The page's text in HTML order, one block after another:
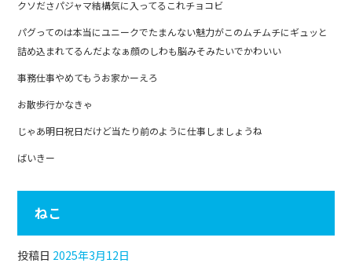
クソださパジャマ結構気に入ってるこれチョコビ
パグってのは本当にユニークでたまんない魅力がこのムチムチにギュッと
詰め込まれてるんだよなぁ顔のしわも脳みそみたいでかわいい
事務仕事やめてもうお家かーえろ
お散歩行かなきゃ
じゃあ明日祝日だけど当たり前のように仕事しましょうね
ばいきー
ねこ
投稿日 2025年3月12日